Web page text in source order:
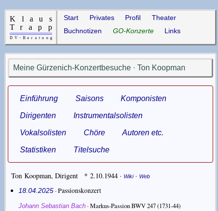
Start Privates Profil
Theater
Buchnotizen
GO-Konzerte Links
Meine Gürzenich-Konzertbesuche · Ton Koopman
Einführung Saisons Komponisten
Dirigenten Instrumentalsolisten
Vokalsolisten Chöre Autoren etc.
Statistiken Titelsuche
Ton Koopman,Dirigent * 2.10.1944 · Wiki· Web
18.04.2025· Passionskonzert
Johann Sebastian Bach·Markus-Passion BWV 247(1731-44)